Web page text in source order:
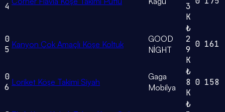
4
3
K
0
5 Kanyon Çok Amaçlı Köşe Koltuk
GOOD
NİGHT
₺
2
9
K
0 161
0
6 Loriket Köşe Takimi Siyah
Gaga
Mobilya
₺
8
K
0 158
₺